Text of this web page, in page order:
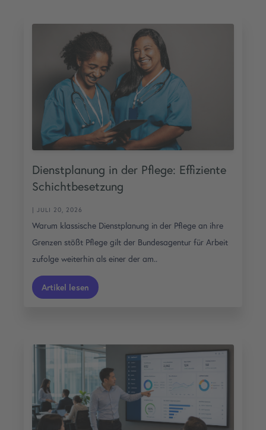
Dienstplanung in der Pflege: Effiziente
Schichtbesetzung
| JULI 20, 2026
Warum klassische Dienstplanung in der Pflege an ihre
Grenzen stößt Pflege gilt der Bundesagentur für Arbeit
zufolge weiterhin als einer der am..
Artikel lesen